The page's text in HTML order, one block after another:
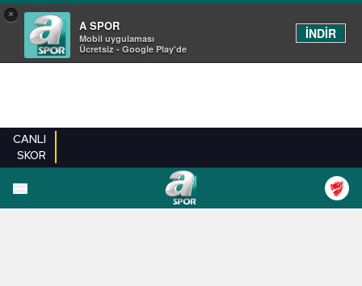
×
A SPOR
Mobil uygulaması
Ücretsiz - Google Play'de
İNDİR
CANLI
SKOR
EN YENILER